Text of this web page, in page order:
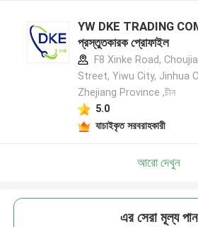
YW DKE TRADING
প্রস্তুতকারক প্রোফাইল
F8 Xinke Road,
Street, Yiwu City, Jinhua
Zhejiang Province ,চীন
5.0
যাচাইকৃত সরবরাহকারী
আরো দেখুন
এর সেরা মূল্য পান